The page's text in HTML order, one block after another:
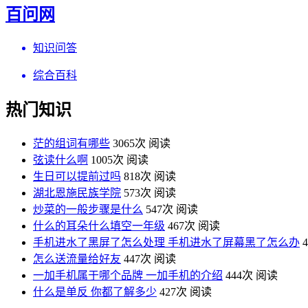
百问网
知识问答
综合百科
热门知识
茫的组词有哪些 3065次 阅读
弦读什么啊 1005次 阅读
生日可以提前过吗 818次 阅读
湖北恩施民族学院 573次 阅读
炒菜的一般步骤是什么 547次 阅读
什么的耳朵什么填空一年级 467次 阅读
手机进水了黑屏了怎么处理 手机进水了屏幕黑了怎么办
怎么送流量给好友 447次 阅读
一加手机属于哪个品牌 一加手机的介绍 444次 阅读
什么是单反 你都了解多少 427次 阅读